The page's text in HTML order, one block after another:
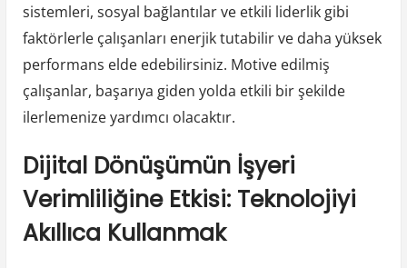
sistemleri, sosyal bağlantılar ve etkili liderlik gibi
faktörlerle çalışanları enerjik tutabilir ve daha yüksek
performans elde edebilirsiniz. Motive edilmiş
çalışanlar, başarıya giden yolda etkili bir şekilde
ilerlemenize yardımcı olacaktır.
Dijital Dönüşümün İşyeri
Verimliliğine Etkisi: Teknolojiyi
Akıllıca Kullanmak